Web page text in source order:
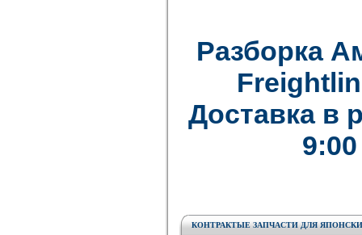
Разборка
Доставка в
КОНТРАКТЫЕ ЗАПЧАСТИ ДЛЯ